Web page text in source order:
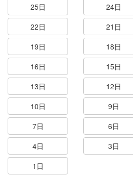
25日
24日
22日
21日
19日
18日
16日
15日
13日
12日
10日
9日
7日
6日
4日
3日
1日